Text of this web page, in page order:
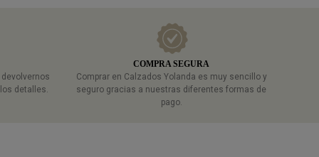
detalles.
COMPRA SEGURA
Comprar en Calzados Yolanda es muy sencillo y
seguro gracias a nuestras diferentes formas de
pago.